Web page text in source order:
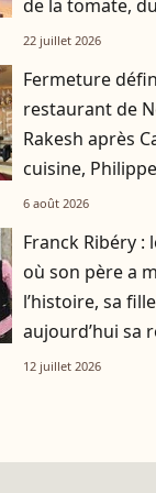
de la tomate,
smoothie"
22 juillet 2026
Fermeture
restaurant de
Rakesh après
cuisine,
pensait les avoir
6 août 2026
Franck Ribéry :
où son père a
l’histoire, sa
aujourd’hui sa
tout autre
12 juillet 2026